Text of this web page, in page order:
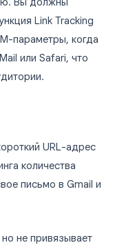
Link Tracking
параметры, когда
или Safari, что
URL-адрес
количества
письмо в Gmail и
не привязывает